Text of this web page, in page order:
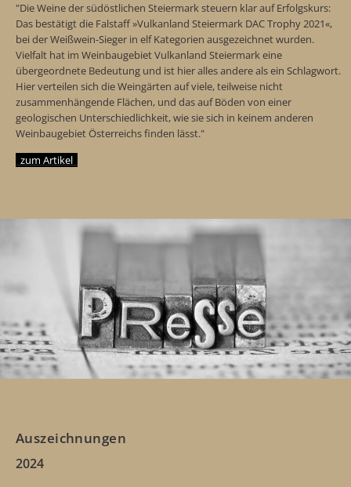
"Die Weine der südöstlichen Steiermark steuern klar auf Erfolgskurs:
Das bestätigt die Falstaff »Vulkanland Steiermark DAC Trophy 2021«,
bei der Weißwein-Sieger in elf Kategorien ausgezeichnet wurden.
Vielfalt hat im Weinbaugebiet Vulkanland Steiermark eine
übergeordnete Bedeutung und ist hier alles andere als ein Schlagwort.
Hier verteilen sich die Weingärten auf viele, teilweise nicht
zusammenhängende Flächen, und das auf Böden von einer
geologischen Unterschiedlichkeit, wie sie sich in keinem anderen
Weinbaugebiet Österreichs finden lässt."
zum Artikel
Auszeichnungen
2024